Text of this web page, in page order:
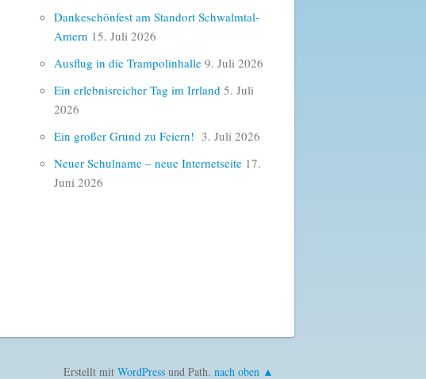
Dankeschönfest am Standort Schwalmtal-
Amern 15. Juli 2026
Ausflug in die Trampolinhalle 9. Juli 2026
Ein erlebnisreicher Tag im Irrland 5. Juli
2026
Ein großer Grund zu Feiern! 3. Juli 2026
Neuer Schulname – neue Internetseite 17.
Juni 2026
Erstellt mit WordPressund Path. nach oben